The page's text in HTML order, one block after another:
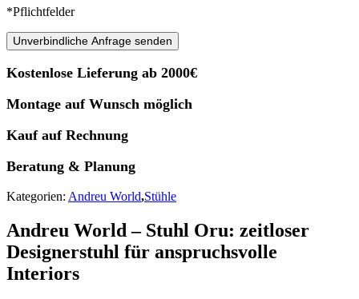
*Pflichtfelder
Unverbindliche Anfrage senden
Kostenlose Lieferung ab 2000€
Montage auf Wunsch möglich
Kauf auf Rechnung
Beratung & Planung
Kategorien: Andreu World,Stühle
Andreu World – Stuhl Oru: zeitloser
Designerstuhl für anspruchsvolle
Interiors